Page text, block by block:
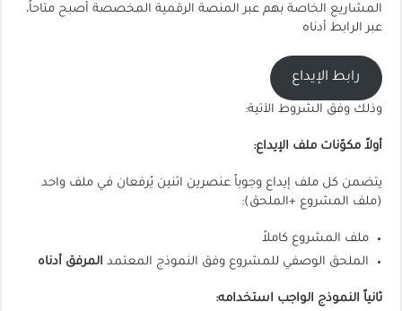
المشاريع الخاصة بهم عبر المنصة الرقمية المخصصة أصبح متاحاً،
عبر الرابط أدناه
رابط الإيداع
وذلك وفق الشروط الآتية:
أولاً مكوّنات ملف الإيداع:
يتضمن كل ملف إيداع وجوباً عنصرين اثنين يُرفعان في ملف واحد
(ملف المشروع +الملحق):
ملف المشروع كاملاً
الملحق الوصفي للمشروع وفق النموذج المعتمد المرفق أدناه
ثانياً النموذج الواجب استخدامه: